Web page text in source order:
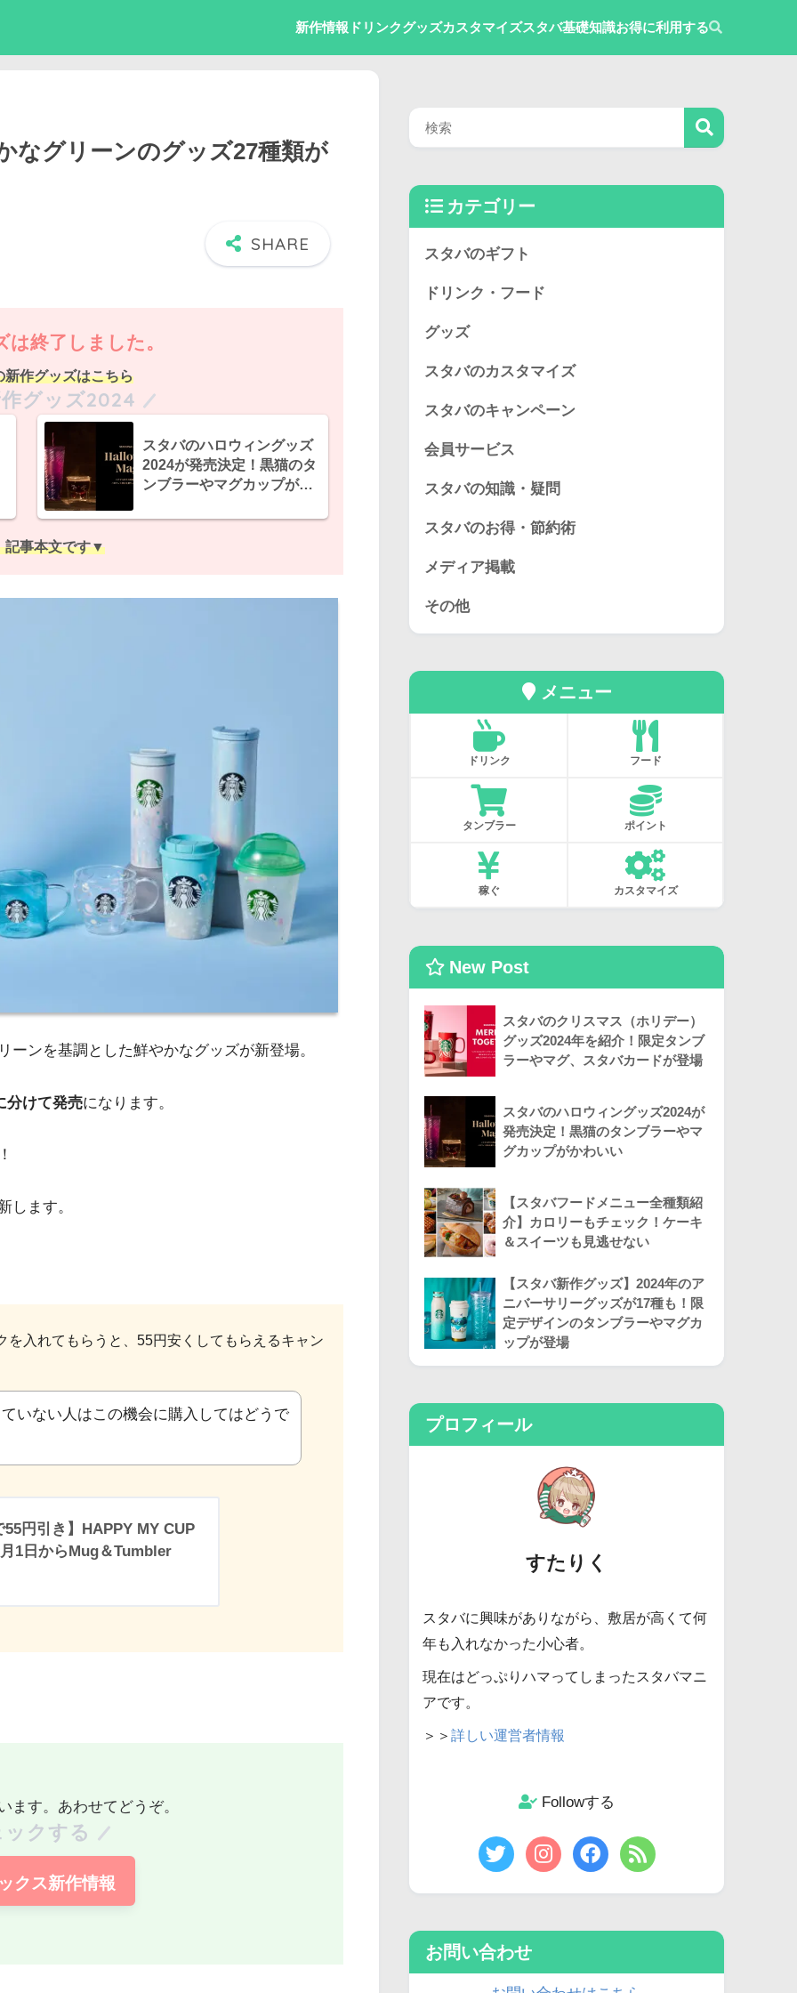
新作情報 ドリンクグッズカスタマイズスタバ基礎知識お得に利用する
なグリーンのグッズ27種類が
終了しました。
新作グッズはこちら
グッズ2024
スタバのハロウィングッズ
2024が発売決定！黒猫のタ
ンブラーやマグカップがか
事本文です▼
ンを基調とした鮮やかなグッズが新登場。
分けて発売になります。
します。
入れてもらうと、55円安くしてもらえるキャン
いない人はこの機会に購入してはどうで
円引き】HAPPY MY CUP
1日からMug＆Tumbler
ます。あわせてどうぞ。
クする
クス新作情報
カテゴリー
スタバのギフト
ドリンク・フード
グッズ
スタバのカスタマイズ
スタバのキャンペーン
会員サービス
スタバの知識・疑問
スタバのお得・節約術
メディア掲載
その他
メニュー
ドリンク フード
タンブラー ポイント
稼ぐ カスタマイズ
New Post
スタバのクリスマス（ホリデー）
グッズ2024年を紹介！限定タンブ
ラーやマグ、スタバカードが登場
スタバのハロウィングッズ2024が
発売決定！黒猫のタンブラーやマ
グカップがかわいい
【スタバフードメニュー全種類紹
介】カロリーもチェック！ケーキ
＆スイーツも見逃せない
【スタバ新作グッズ】2024年のア
ニバーサリーグッズが17種も！限
定デザインのタンブラーやマグカ
ップが登場
プロフィール
すたりく
スタバに興味がありながら、敷居が高くて何
年も入れなかった小心者。
現在はどっぷりハマってしまったスタバマニ
アです。
＞＞ 詳しい運営者情報
Followする
お問い合わせ